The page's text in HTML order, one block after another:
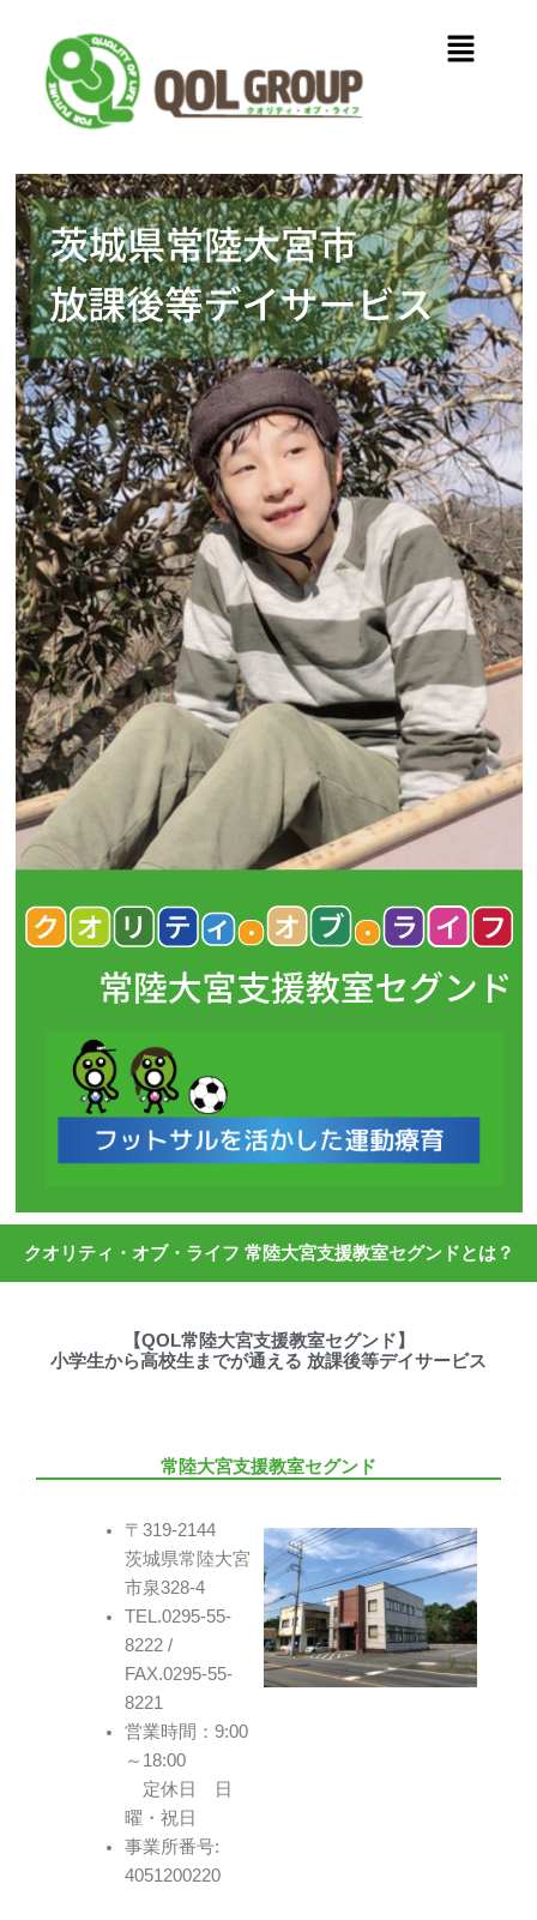
プ
メ
ニ
クオリティ・オブ・ライフ 常陸大宮支援教室セグンドとは？
【QOL常陸大宮支援教室セグンド】
小学生から高校生までが通える 放課後等デイサービス
常陸大宮支援教室セグンド
〒319-2144
茨城県常陸大宮
市泉328-4
TEL.0295-55-
8222 /
FAX.0295-55-
8221
営業時間：9:00
～18:00
定休日 日
曜・祝日
事業所番号:
4051200220